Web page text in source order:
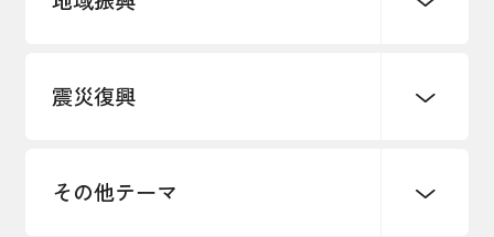
創業
事業承継・引継ぎ支援
雇用・労働・人材確保
まちづくり
震災復興
令和６年能登半島地震関連
その他テーマ